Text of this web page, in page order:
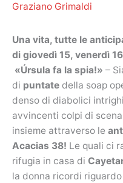
Graziano Grimaldi
Una vita, tutte le
di giovedì 15, venerdì
«Úrsula fa la spia!» –
di puntate della soap
denso di diabolici
avvincenti colpi di
insieme attraverso le
Acacias 38! Le quali ci
rifugia in casa di
la donna ricordi